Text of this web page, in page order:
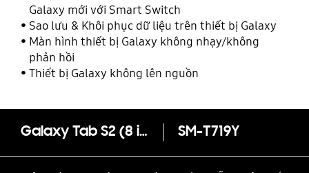
Galaxy mới với Smart Switch
Sao lưu & Khôi phục dữ liệu trên thiết bị Galaxy
Màn hình thiết bị Galaxy không nhạy/không
phản hồi
Thiết bị Galaxy không lên nguồn
Galaxy Tab S2 (8 inch) SM-T719Y